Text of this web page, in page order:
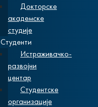
Докторске
академске
студије
Студенти
Истраживачко-
развојни
центар
Студентске
организације